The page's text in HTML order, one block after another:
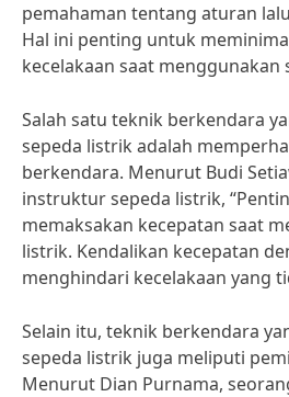
pemahaman tentang aturan
Hal ini penting untuk
kecelakaan saat menggunakan
Salah satu teknik berkendara
sepeda listrik adalah
berkendara. Menurut Budi
instruktur sepeda listrik,
memaksakan kecepatan saat
listrik. Kendalikan kecepatan
menghindari kecelakaan yang
Selain itu, teknik berkendara
sepeda listrik juga meliputi
Menurut Dian Purnama,